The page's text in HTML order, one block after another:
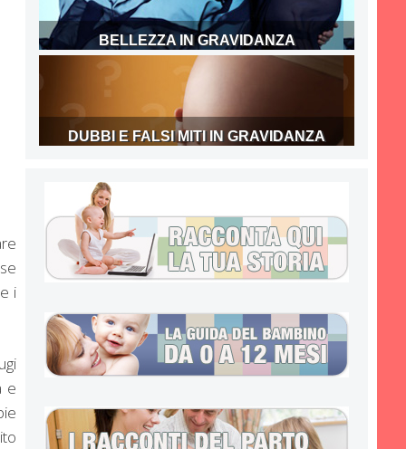
i
e
BELLEZZA IN GRAVIDANZA
DUBBI E FALSI MITI IN GRAVIDANZA